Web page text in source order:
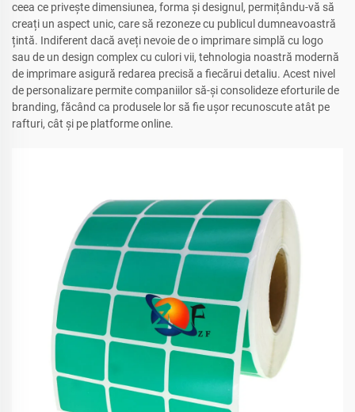
ceea ce privește dimensiunea, forma și designul, permițându-vă să
creați un aspect unic, care să rezoneze cu publicul dumneavoastră
țintă. Indiferent dacă aveți nevoie de o imprimare simplă cu logo
sau de un design complex cu culori vii, tehnologia noastră modernă
de imprimare asigură redarea precisă a fiecărui detaliu. Acest nivel
de personalizare permite companiilor să-și consolideze eforturile de
branding, făcând ca produsele lor să fie ușor recunoscute atât pe
rafturi, cât și pe platforme online.